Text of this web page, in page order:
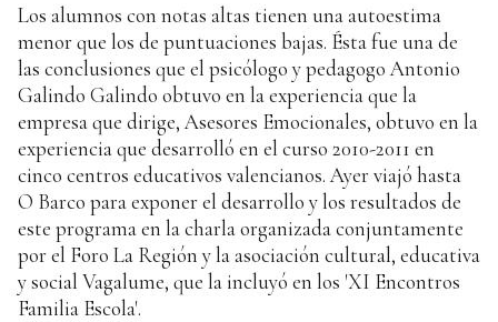
Los alumnos con notas altas tienen una autoestima
menor que los de puntuaciones bajas. Ésta fue una de
las conclusiones que el psicólogo y pedagogo Antonio
Galindo Galindo obtuvo en la experiencia que la
empresa que dirige, Asesores Emocionales, obtuvo en la
experiencia que desarrolló en el curso 2010-2011 en
cinco centros educativos valencianos. Ayer viajó hasta
O Barco para exponer el desarrollo y los resultados de
este programa en la charla organizada conjuntamente
por el Foro La Región y la asociación cultural, educativa
y social Vagalume, que la incluyó en los 'XI Encontros
Familia Escola'.